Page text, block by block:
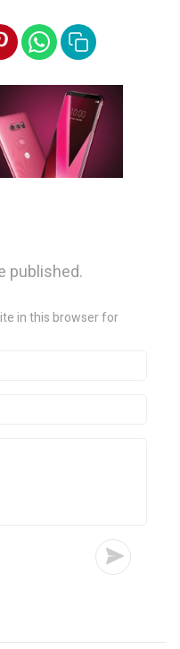
published.
in this browser for